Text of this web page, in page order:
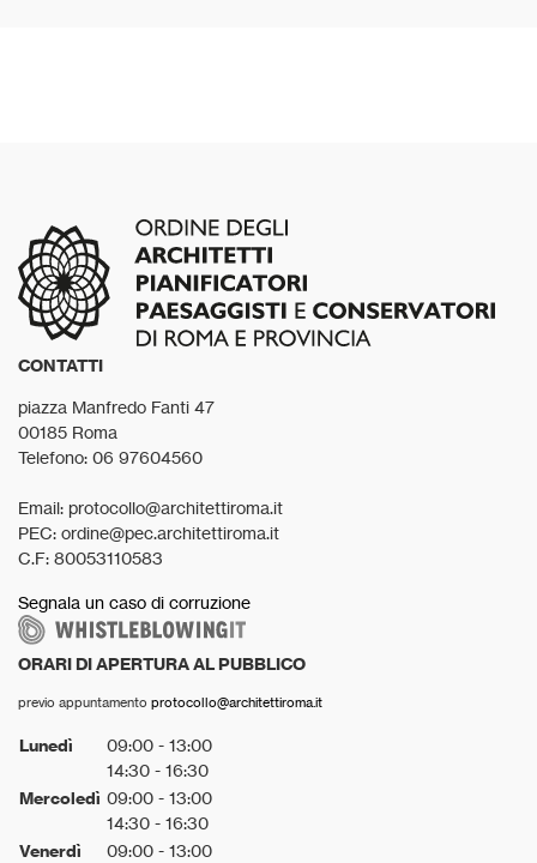
CONTATTI
piazza Manfredo Fanti 47
00185 Roma
Telefono: 06 97604560
Email: protocollo@architettiroma.it
PEC: ordine@pec.architettiroma.it
C.F: 80053110583
Segnala un caso di corruzione
ORARI DI APERTURA AL PUBBLICO
previo appuntamento protocollo@architettiroma.it
Lunedì
09:00 - 13:00
14:30 - 16:30
Mercoledì 09:00 - 13:00
14:30 - 16:30
Venerdì 09:00 - 13:00